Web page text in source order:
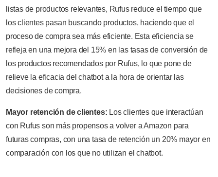
listas de productos relevantes, Rufus reduce el tiempo que
los clientes pasan buscando productos, haciendo que el
proceso de compra sea más eficiente. Esta eficiencia se
refleja en una mejora del 15% en las tasas de conversión de
los productos recomendados por Rufus, lo que pone de
relieve la eficacia del chatbot a la hora de orientar las
decisiones de compra.
Mayor retención de clientes: Los clientes que interactúan
con Rufus son más propensos a volver a Amazon para
futuras compras, con una tasa de retención un 20% mayor en
comparación con los que no utilizan el chatbot.